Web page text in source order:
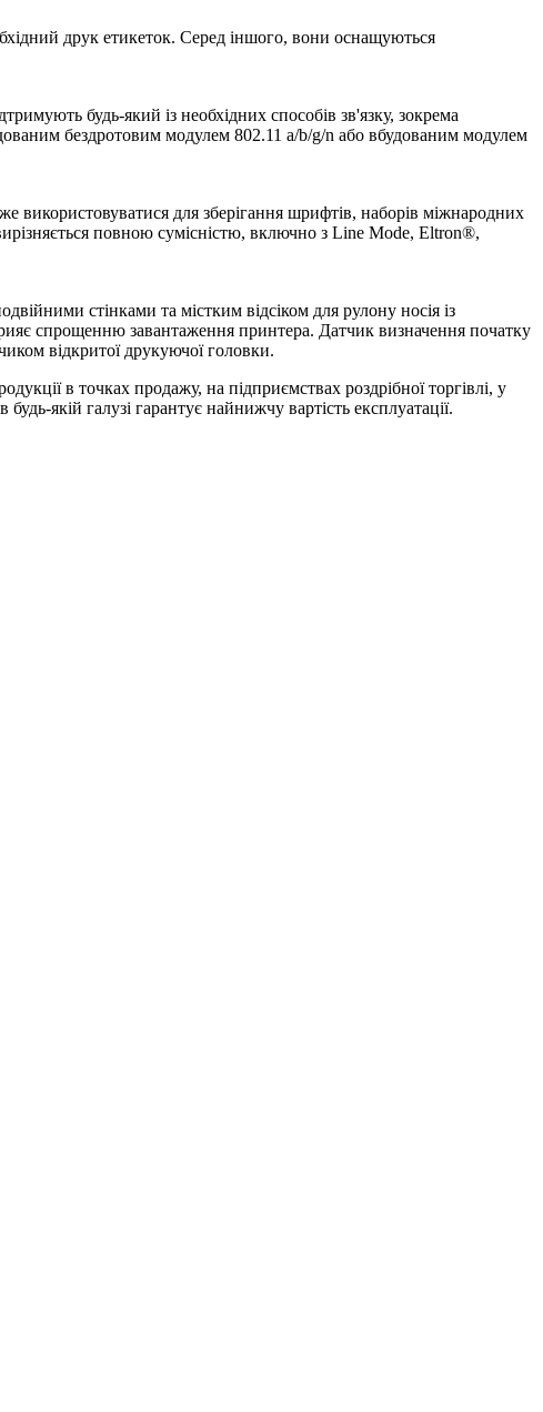
друк етикеток. Серед іншого, вони оснащуються
будь-який із необхідних способів зв'язку, зокрема
бездротовим модулем 802.11 a/b/g/n або вбудованим модулем
для зберігання шрифтів, наборів міжнародних
повною сумісністю, включно з Line Mode, Eltron®,
стінками та містким відсіком для рулону носія із
спрощенню завантаження принтера. Датчик визначення початку
відкритої друкуючої головки.
в точках продажу, на підприємствах роздрібної торгівлі, у
якій галузі гарантує найнижчу вартість експлуатації.